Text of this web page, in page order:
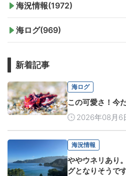
海況情報(1972)
海ログ(969)
新着記事
海ログ
この可愛さ！今
2026年08月6
海況情報
ややウネリあり
グとなりそうです